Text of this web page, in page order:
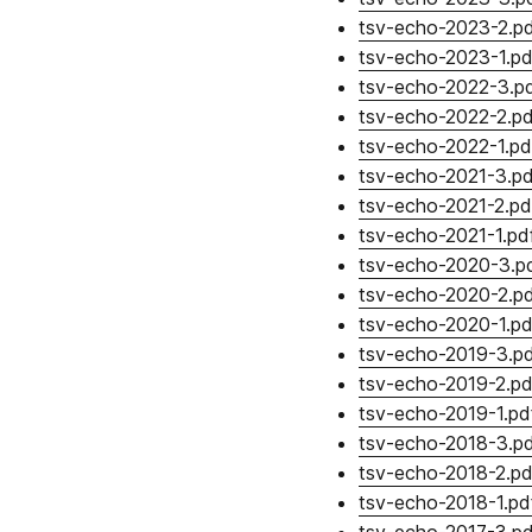
tsv-echo-2023-
tsv-echo-2023-
tsv-echo-2022-
tsv-echo-2022-
tsv-echo-2022-
tsv-echo-2021-
tsv-echo-2021-
tsv-echo-2021-
tsv-echo-2020-
tsv-echo-2020-
tsv-echo-2020-
tsv-echo-2019-
tsv-echo-2019-
tsv-echo-2019-
tsv-echo-2018-
tsv-echo-2018-
tsv-echo-2018-